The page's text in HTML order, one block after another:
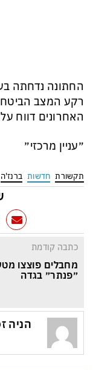
רקע המצב
האחרונים דווח
״עניין מרכזי״
תקשורת חדשות ברנז'ה
כתבה קודמת
מחבלים פוצצו
״פנתר״ בגדה
הניה